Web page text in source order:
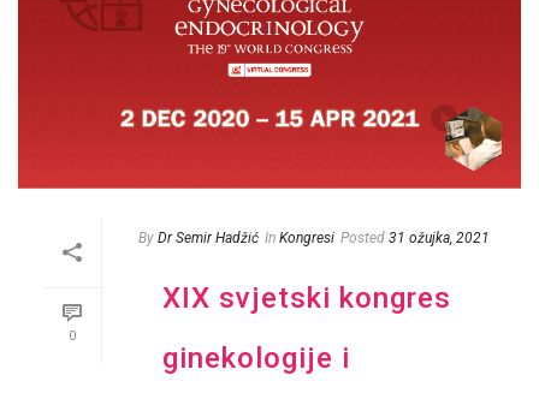
0
By Dr Semir Hadžić In Kongresi Posted 31 ožujka, 2021
XIX svjetski kongres
ginekologije i